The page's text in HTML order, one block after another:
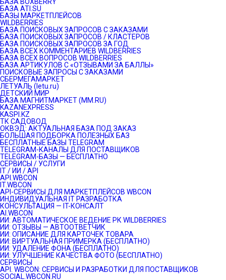
БАЗА ATI.SU
БАЗЫ МАРКЕТПЛЕЙСОВ
WILDBERRIES
БАЗА ПОИСКОВЫХ ЗАПРОСОВ С ЗАКАЗАМИ
БАЗА ПОИСКОВЫХ ЗАПРОСОВ / КЛАСТЕРОВ
БАЗА ПОИСКОВЫХ ЗАПРОСОВ ЗА ГОД
БАЗА ВСЕХ КОММЕНТАРИЕВ WILDBERRIES
БАЗА ВСЕХ ВОПРОСОВ WILDBERRIES
БАЗА АРТИКУЛОВ С «ОТЗЫВАМИ ЗА БАЛЛЫ»
ПОИСКОВЫЕ ЗАПРОСЫ С ЗАКАЗАМИ
СБЕРМЕГАМАРКЕТ
ЛЕТУАЛЬ (letu.ru)
ДЕТСКИЙ МИР
БАЗА МАГНИТМАРКЕТ (MM.RU)
KAZANEXPRESS
KASPI.KZ
ТК САДОВОД
ОКВЭД: АКТУАЛЬНАЯ БАЗА ПОД ЗАКАЗ
БОЛЬШАЯ ПОДБОРКА ПОЛЕЗНЫХ БАЗ
БЕСПЛАТНЫЕ БАЗЫ TELEGRAM
TELEGRAM-КАНАЛЫ ДЛЯ ПОСТАВЩИКОВ
TELEGRAM-БАЗЫ — БЕСПЛАТНО
СЕРВИСЫ / УСЛУГИ
IT / ИИ / API
API.WBCON
IT.WBCON
API-СЕРВИСЫ ДЛЯ МАРКЕТПЛЕЙСОВ WBCON
ИНДИВИДУАЛЬНАЯ IT РАЗРАБОТКА
КОНСУЛЬТАЦИЯ — IT-КОНСАЛТ
AI.WBCON
ИИ: АВТОМАТИЧЕСКОЕ ВЕДЕНИЕ РК WILDBERRIES
ИИ: ОТЗЫВЫ — АВТООТВЕТЧИК
ИИ: ОПИСАНИЕ ДЛЯ КАРТОЧЕК ТОВАРА
ИИ: ВИРТУАЛЬНАЯ ПРИМЕРКА (БЕСПЛАТНО)
ИИ: УДАЛЕНИЕ ФОНА (БЕСПЛАТНО)
ИИ: УЛУЧШЕНИЕ КАЧЕСТВА ФОТО (БЕСПЛАТНО)
СЕРВИСЫ
API. WBCON: СЕРВИСЫ И РАЗРАБОТКИ ДЛЯ ПОСТАВЩИКОВ
SOCIAL.WBCON.RU